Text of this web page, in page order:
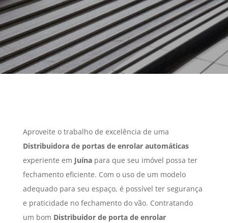
Aproveite o trabalho de excelência de uma
Distribuidora de portas de enrolar automáticas
experiente em Juínapara que seu imóvel possa ter
fechamento eficiente. Com o uso de um modelo
adequado para seu espaço, é possível ter segurança
e praticidade no fechamento do vão. Contratando
um bom Distribuidor de porta de enrolar